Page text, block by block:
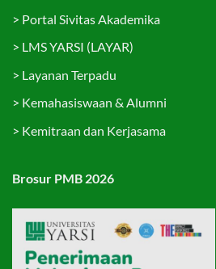
> Portal Sivitas Akademika
> LMS YARSI (LAYAR)
> Layanan Terpadu
> Kemahasiswaan & Alumni
> Kemitraan dan Kerjasama
Brosur PMB 2026